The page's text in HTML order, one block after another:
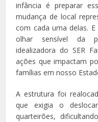
infância é preparar
mudança de local
com cada uma delas.
olhar sensível da
idealizadora do SER
ações que impactam
famílias em nosso
A estrutura foi
que exigia o
quarteirões,